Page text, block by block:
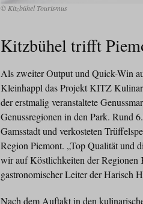
© Kitzbühel Tourismus
Kitzbühel trifft
Als zweiter Output und Quick-Win
Kleinhappl das Projekt KITZ
der erstmalig veranstaltete
Genussregionen in den Park. Rund
Gamsstadt und verkosteten
Region Piemont. „Top Qualität und
wir auf Köstlichkeiten der Regionen
gastronomischer Leiter der Harisch
Nach dem Auftakt in den